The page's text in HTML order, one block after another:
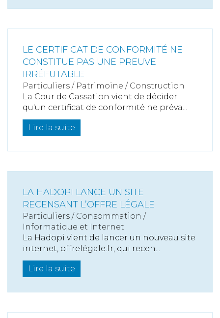
LE CERTIFICAT DE CONFORMITÉ NE
CONSTITUE PAS UNE PREUVE
IRRÉFUTABLE
Particuliers / Patrimoine / Construction
La Cour de Cassation vient de décider
qu'un certificat de conformité ne préva...
Lire la suite
LA HADOPI LANCE UN SITE
RECENSANT L’OFFRE LÉGALE
Particuliers / Consommation /
Informatique et Internet
La Hadopi vient de lancer un nouveau site
internet, offrelégale.fr, qui recen...
Lire la suite